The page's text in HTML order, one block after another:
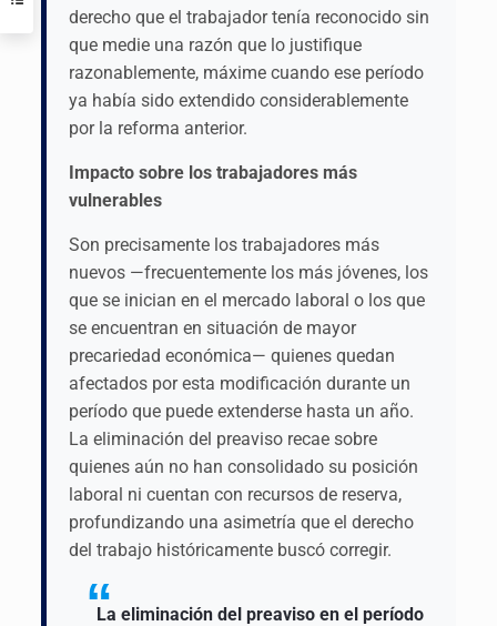
derecho que el trabajador tenía reconocido sin
que medie una razón que lo justifique
razonablemente, máxime cuando ese período
ya había sido extendido considerablemente
por la reforma anterior.
Impacto sobre los trabajadores más
vulnerables
Son precisamente los trabajadores más
nuevos —frecuentemente los más jóvenes, los
que se inician en el mercado laboral o los que
se encuentran en situación de mayor
precariedad económica— quienes quedan
afectados por esta modificación durante un
período que puede extenderse hasta un año.
La eliminación del preaviso recae sobre
quienes aún no han consolidado su posición
laboral ni cuentan con recursos de reserva,
profundizando una asimetría que el derecho
del trabajo históricamente buscó corregir.
La eliminación del preaviso en el período